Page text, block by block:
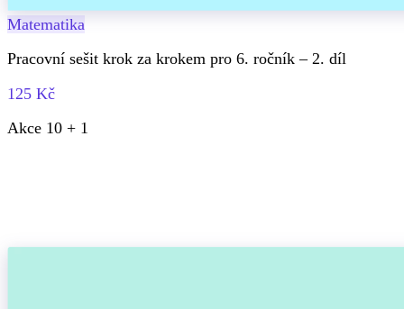
Matematika
Pracovní sešit krok za krokem pro 6. ročník – 2. díl
125 Kč
Akce 10 + 1